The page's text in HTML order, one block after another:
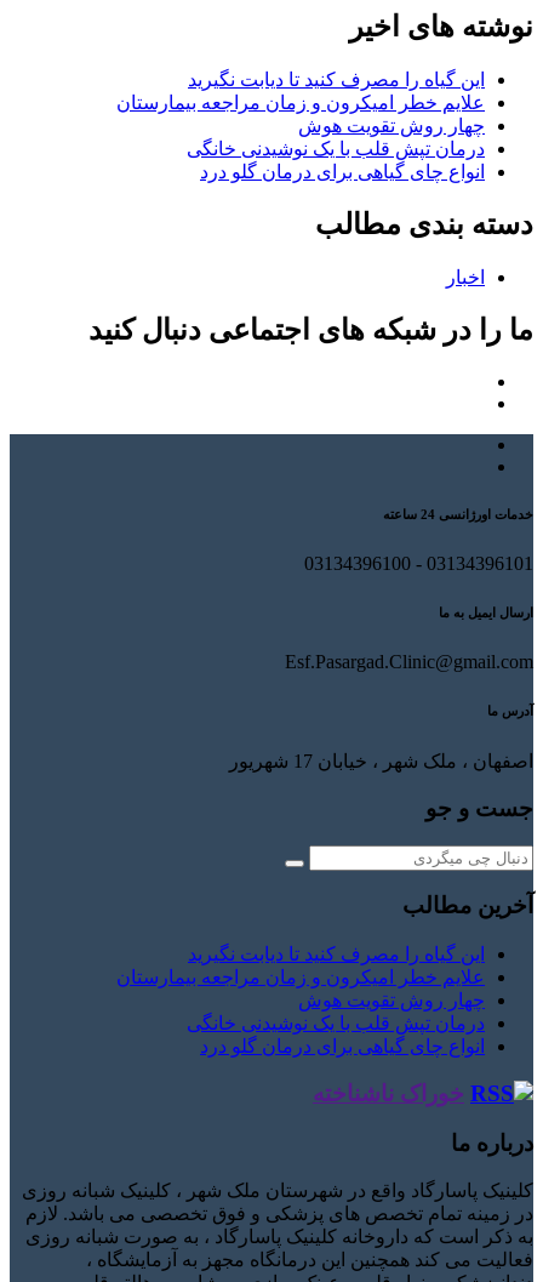
نوشته های اخیر
این گیاه را مصرف کنید تا دیابت نگیرید
علایم خطر امیکرون و زمان مراجعه بیمارستان
چهار روش تقویت هوش
درمان تپش قلب با یک نوشیدنی خانگی
انواع چای گیاهی برای درمان گلو درد
دسته بندی مطالب
اخبار
ما را در شبکه های اجتماعی دنبال کنید
خدمات اورژانسی 24 ساعته
03134396101 - 03134396100
ارسال ایمیل به ما
Esf.Pasargad.Clinic@gmail.com
آدرس ما
اصفهان ، ملک شهر ، خیابان 17 شهریور
جست و جو
آخرین مطالب
این گیاه را مصرف کنید تا دیابت نگیرید
علایم خطر امیکرون و زمان مراجعه بیمارستان
چهار روش تقویت هوش
درمان تپش قلب با یک نوشیدنی خانگی
انواع چای گیاهی برای درمان گلو درد
خوراک ناشناخته
درباره ما
کلینیک پاسارگاد واقع در شهرستان ملک شهر ، کلینیک شبانه روزی
در زمینه تمام تخصص های پزشکی و فوق تخصصی می باشد. لازم
به ذکر است که داروخانه کلینیک پاسارگاد ، به صورت شبانه روزی
فعالیت می کند همچنین این درمانگاه مجهز به آزمایشگاه ،